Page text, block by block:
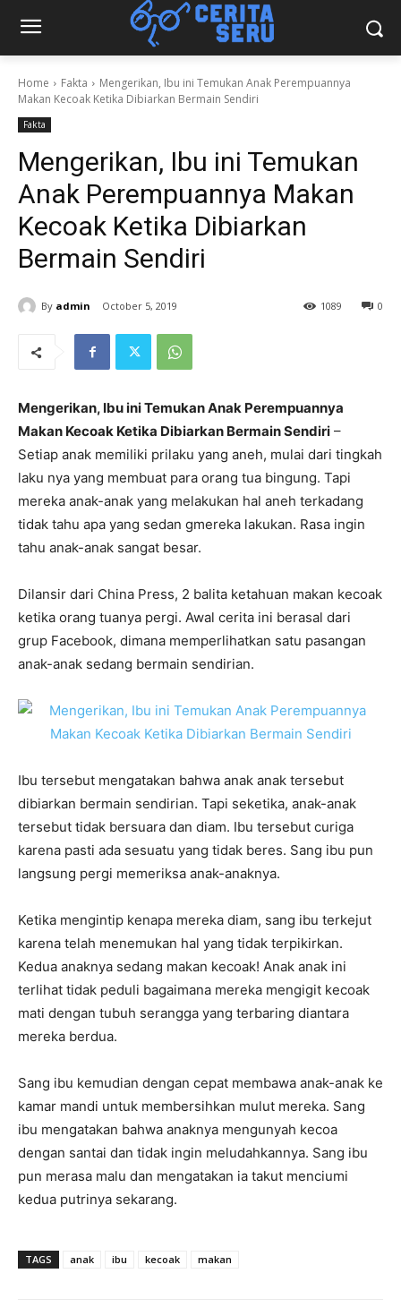
Home Fakta
Mengerikan, Ibu ini Temukan Anak Perempuannya
Makan Kecoak Ketika Dibiarkan Bermain Sendiri
Fakta
Mengerikan, Ibu ini Temukan
Anak Perempuannya Makan
Kecoak Ketika Dibiarkan
Bermain Sendiri
By admin October 5, 2019 0
1089
Mengerikan, Ibu ini Temukan Anak Perempuannya
Makan Kecoak Ketika Dibiarkan Bermain Sendiri –
Setiap anak memiliki prilaku yang aneh, mulai dari tingkah
laku nya yang membuat para orang tua bingung. Tapi
mereka anak-anak yang melakukan hal aneh terkadang
tidak tahu apa yang sedan gmereka lakukan. Rasa ingin
tahu anak-anak sangat besar.
Dilansir dari China Press, 2 balita ketahuan makan kecoak
ketika orang tuanya pergi. Awal cerita ini berasal dari
grup Facebook, dimana memperlihatkan satu pasangan
anak-anak sedang bermain sendirian.
Ibu tersebut mengatakan bahwa anak anak tersebut
dibiarkan bermain sendirian. Tapi seketika, anak-anak
tersebut tidak bersuara dan diam. Ibu tersebut curiga
karena pasti ada sesuatu yang tidak beres. Sang ibu pun
langsung pergi memeriksa anak-anaknya.
Ketika mengintip kenapa mereka diam, sang ibu terkejut
karena telah menemukan hal yang tidak terpikirkan.
Kedua anaknya sedang makan kecoak! Anak anak ini
terlihat tidak peduli bagaimana mereka mengigit kecoak
mati dengan tubuh serangga yang terbaring diantara
mereka berdua.
Sang ibu kemudian dengan cepat membawa anak-anak ke
kamar mandi untuk membersihkan mulut mereka. Sang
ibu mengatakan bahwa anaknya mengunyah kecoa
dengan santai dan tidak ingin meludahkannya. Sang ibu
pun merasa malu dan mengatakan ia takut menciumi
kedua putrinya sekarang.
TAGS anak ibu kecoak makan